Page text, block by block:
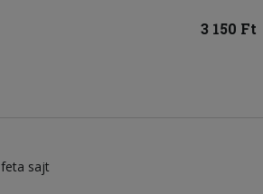
3 150 Ft
feta sajt